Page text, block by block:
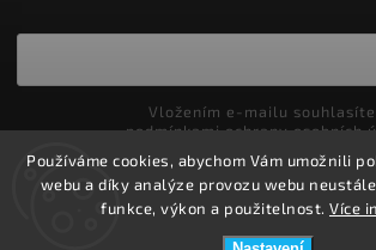
Používáme cookies, abychom Vám umožnili
webu a díky analýze provozu webu
funkce, výkon a použitelnost. Více
podmínkami ochrany osobních
Přihlásit se